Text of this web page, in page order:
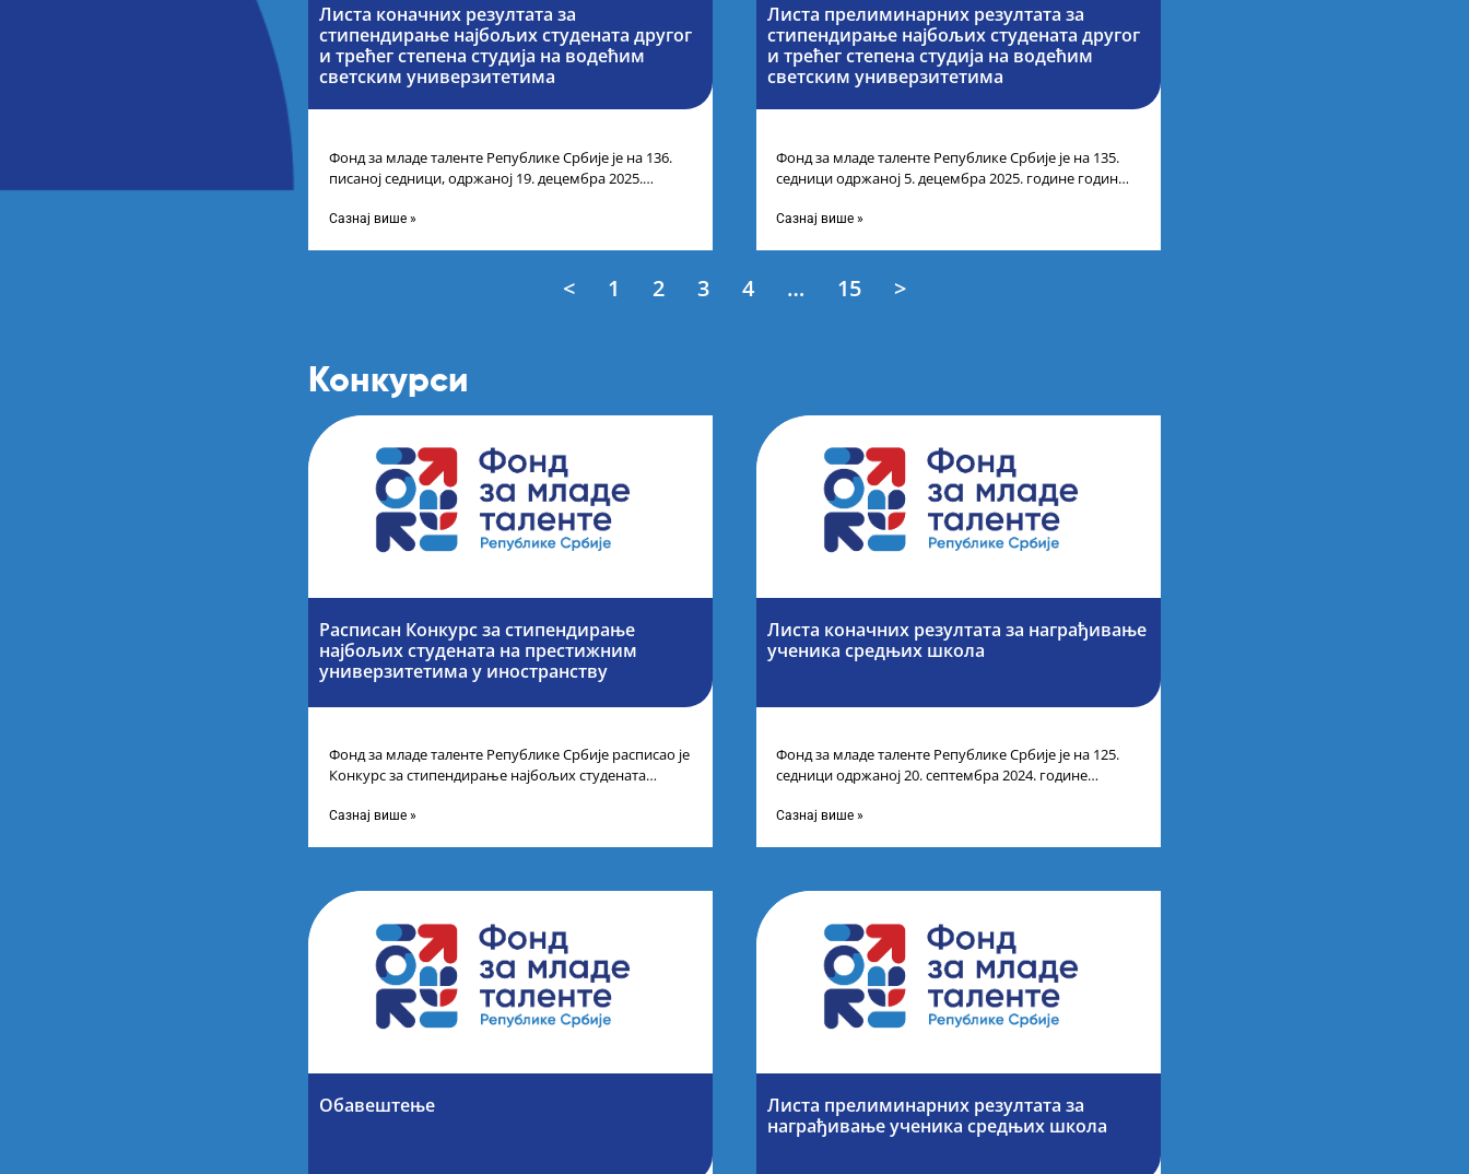
Листа коначних резултата за
стипендирање најбољих студената другог
и трећег степена студија на водећим
светским универзитетима
Фонд за младе таленте Републике Србије је на 136.
писаној седници, одржаној 19. децембра 2025.
Сазнај више »
Листа прелиминарних резултата за
стипендирање најбољих студената другог
и трећег степена студија на водећим
светским универзитетима
Фонд за младе таленте Републике Србије је на 135.
седници одржаној 5. децембра 2025. године године
Сазнај више »
< 1 2 3 4 … 15 >
Конкурси
Расписан Конкурс за стипендирање
најбољих студената на престижним
универзитетима у иностранству
Фонд за младе таленте Републике Србије расписао је
Конкурс за стипендирање најбољих студената
Сазнај више »
Листа коначних резултата за награђивање
ученика средњих школа
Фонд за младе таленте Републике Србије је на 125.
седници одржаној 20. септембра 2024. године
Сазнај више »
Обавештење
Листа прелиминарних резултата за
награђивање ученика средњих школа